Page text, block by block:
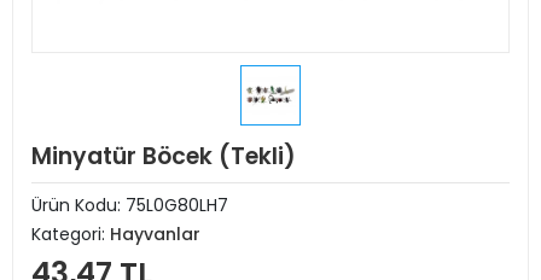
Minyatür Böcek (Tekli)
Ürün Kodu: 75L0G80LH7
Kategori: Hayvanlar